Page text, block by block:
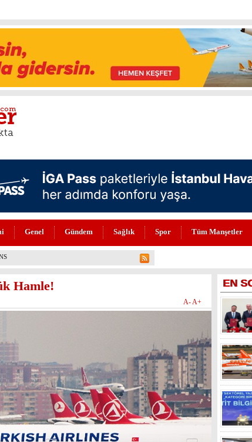
Genel Gündem Sağlık Spor Tüm Manşetler
ARASINDA
Hamle!
A-A+
EN